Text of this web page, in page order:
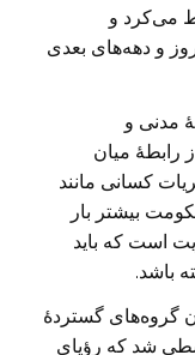
می‌کرد و
و دهه‌های بعدی
جامعهٔ مدنی و
رابطهٔ میان
کسانی مانند
بیشتر بار
است که باید
باشد.
گروه‌های گستردهٔ
شد که رؤیای